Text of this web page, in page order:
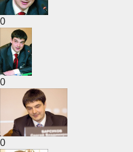
0
0
0